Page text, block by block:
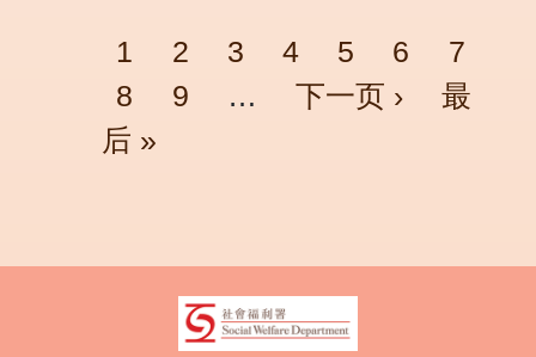
Pagination
页面
1 页面
2 页面
3 页面
4 页面
5 页面
6 页面
7
页面
8 页面
9 … Next page
下一页 › Last
最
后 »